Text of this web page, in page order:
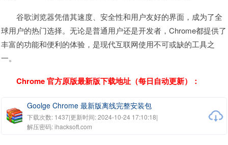
谷歌浏览器凭借其速度、安全性和用户友好的界面，成为了全
球用户的热门选择。无论是普通用户还是开发者，Chrome都提供了
丰富的功能和便利的体验，是现代互联网使用不可或缺的工具之
一。
Chrome 官方原版最新版下载地址（每日自动更新）：
Goolge Chrome 最新版离线完整安装包
下载次数: 1437|更新时间: 2024-10-24 17:10:18|
解压密码: ihacksoft.com